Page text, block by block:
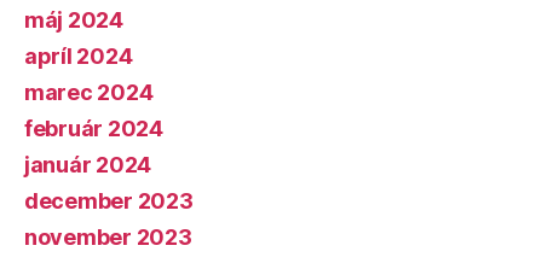
máj 2024
apríl 2024
marec 2024
február 2024
január 2024
december 2023
november 2023